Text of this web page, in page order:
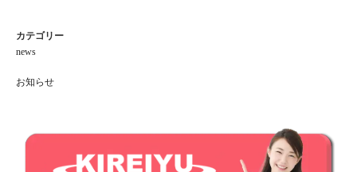
カテゴリー
news
お知らせ